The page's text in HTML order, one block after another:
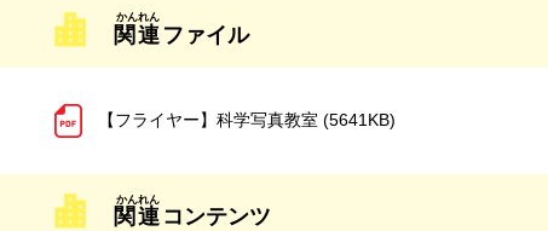
関連 ファイル
【フライヤー】科学写真教室 (5641KB)
関連 コンテンツ